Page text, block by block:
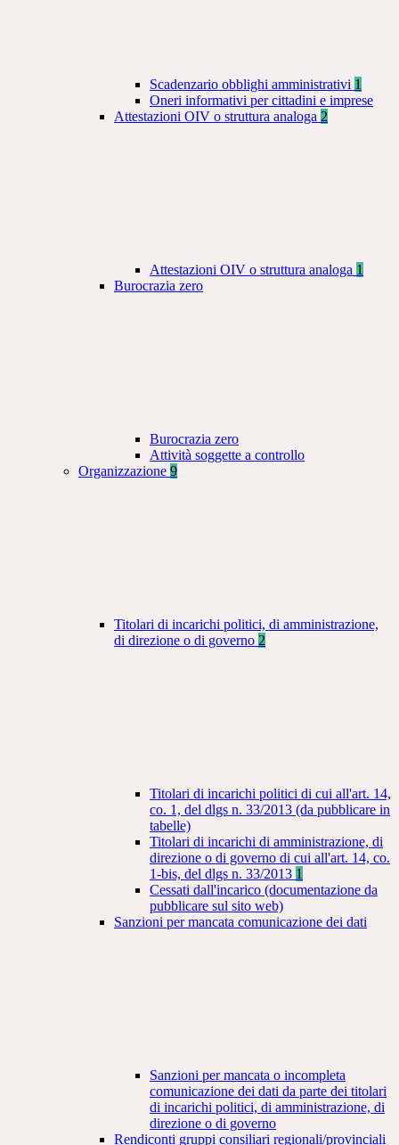
Scadenzario obblighi amministrativi 1
Oneri informativi per cittadini e imprese
Attestazioni OIV o struttura analoga 2
Attestazioni OIV o struttura analoga 1
Burocrazia zero
Burocrazia zero
Attività soggette a controllo
Organizzazione 9
Titolari di incarichi politici, di amministrazione,
di direzione o di governo 2
Titolari di incarichi politici di cui all'art. 14,
co. 1, del dlgs n. 33/2013 (da pubblicare in
tabelle)
Titolari di incarichi di amministrazione, di
direzione o di governo di cui all'art. 14, co.
1-bis, del dlgs n. 33/2013 1
Cessati dall'incarico (documentazione da
pubblicare sul sito web)
Sanzioni per mancata comunicazione dei dati
Sanzioni per mancata o incompleta
comunicazione dei dati da parte dei titolari
di incarichi politici, di amministrazione, di
direzione o di governo
Rendiconti gruppi consiliari regionali/provinciali